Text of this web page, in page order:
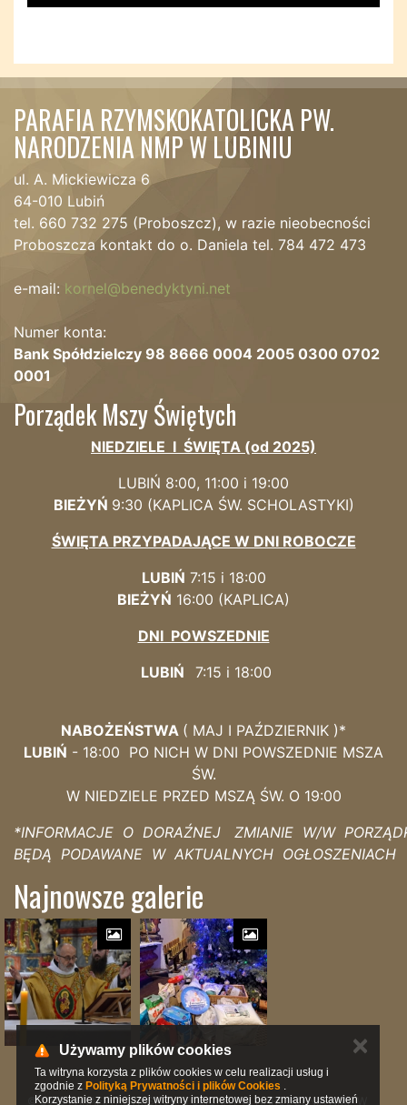
PARAFIA RZYMSKOKATOLICKA PW.
NARODZENIA NMP W LUBINIU
ul. A. Mickiewicza 6
64-010 Lubiń
tel. 660 732 275 (Proboszcz), w razie nieobecności
Proboszcza kontakt do o. Daniela tel. 784 472 473
e-mail: kornel@benedyktyni.net
Numer konta:
Bank Spółdzielczy 98 8666 0004 2005 0300 0702
0001
Porządek Mszy Świętych
NIEDZIELE I ŚWIĘTA (od 2025)
LUBIŃ 8:00, 11:00 i 19:00
BIEŻYŃ 9:30 (KAPLICA ŚW. SCHOLASTYKI)
ŚWIĘTA PRZYPADAJĄCE W DNI ROBOCZE
LUBIŃ 7:15 i 18:00
BIEŻYŃ 16:00 (KAPLICA)
DNI POWSZEDNIE
LUBIŃ 7:15 i 18:00
NABOŻEŃSTWA ( MAJ I PAŹDZIERNIK )*
LUBIŃ - 18:00 PO NICH W DNI POWSZEDNIE MSZA
ŚW.
W NIEDZIELE PRZED MSZĄ ŚW. O 19:00
*INFORMACJE O DORAŹNEJ ZMIANIE W/W
BĘDĄ PODAWANE W AKTUALNYCH OGŁOSZENIACH
Najnowsze galerie
© 2019 PARAFIA RZYMSKOKATOLICKA PW. NARODZENIA NMP W
Używamy plików cookies
Ta witryna korzysta z plików cookies w celu realizacji usług i
zgodnie z Polityką Prywatności i plików Cookies .
Korzystanie z niniejszej witryny internetowej bez zmiany ustawień
✕